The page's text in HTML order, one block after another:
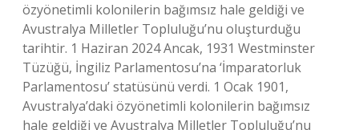
özyönetimli kolonilerin bağımsız hale geldiği ve
Avustralya Milletler Topluluğu’nu oluşturduğu
tarihtir. 1 Haziran 2024 Ancak, 1931 Westminster
Tüzüğü, İngiliz Parlamentosu’na ‘İmparatorluk
Parlamentosu’ statüsünü verdi. 1 Ocak 1901,
Avustralya’daki özyönetimli kolonilerin bağımsız
hale geldiği ve Avustralya Milletler Topluluğu’nu